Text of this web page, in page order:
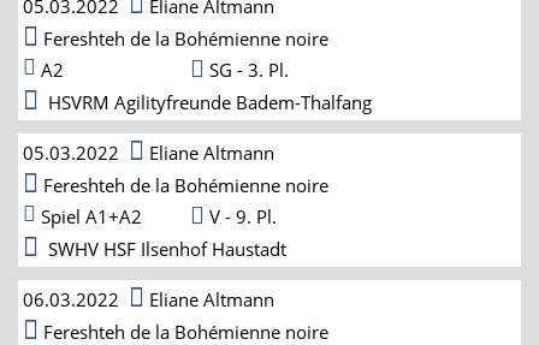
05.03.2022
Eliane Altmann
Fereshteh de la Bohémienne noire
A2
SG - 3. Pl.
HSVRM Agilityfreunde Badem-Thalfang
05.03.2022
Eliane Altmann
Fereshteh de la Bohémienne noire
Spiel A1+A2
V - 9. Pl.
SWHV HSF Ilsenhof Haustadt
06.03.2022
Eliane Altmann
Fereshteh de la Bohémienne noire